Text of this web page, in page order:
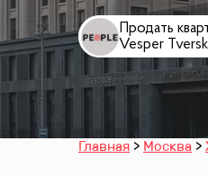
Продать
Vesper
Главная Москва